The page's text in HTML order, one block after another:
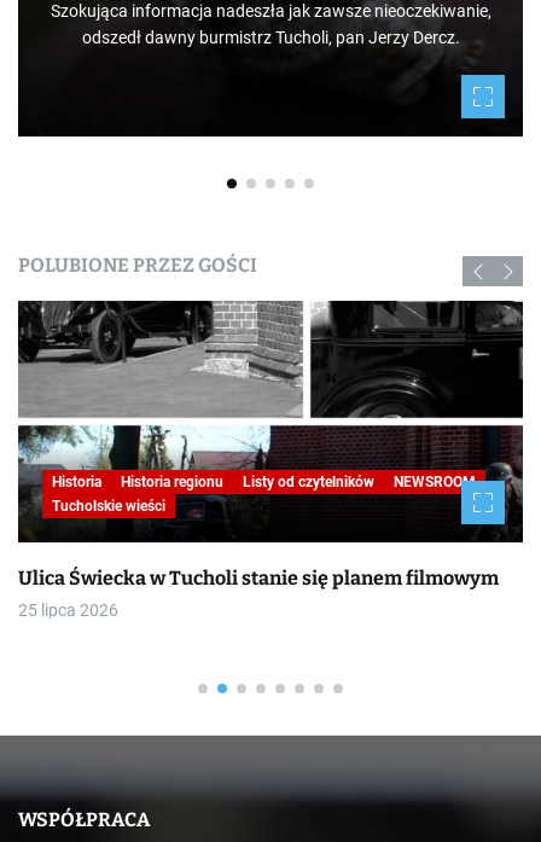
Szokująca informacja nadeszła jak zawsze nieoczekiwanie,
odszedł dawny burmistrz Tucholi, pan Jerzy Dercz.
POLUBIONE PRZEZ GOŚCI
Historia Historia regionu Listy od czytelników
NEWSROOM
Tucholskie wieści
Ulica Świecka w Tucholi stanie się planem filmowym
25 lipca 2026
WSPÓŁPRACA